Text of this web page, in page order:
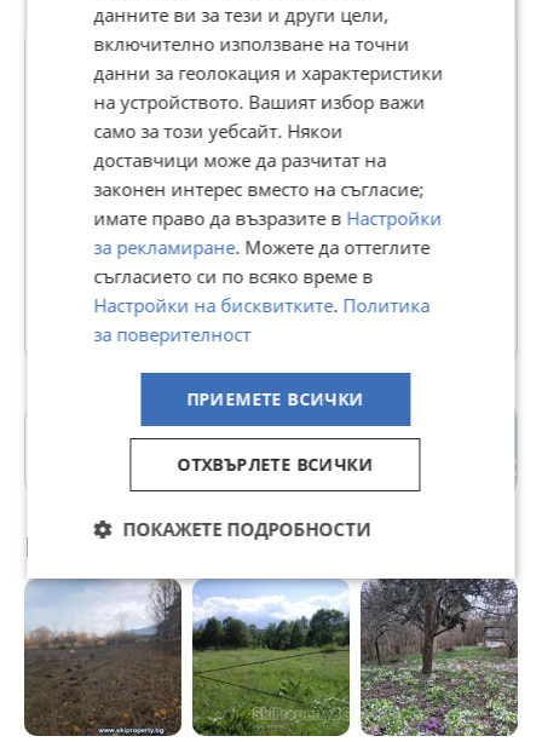
АДРЕС НЕДВИЖИМИ ИМОТИ -
КАНТОРА ЕЛЕНА
В Bazar.BG от 11 септември 2013г.
Последно активен вчера в 12:17 ч.
103 Обяви
Още оферти на https://addresselena.imot.bg
гр. Елена
Велико Търново
Препоръчани за теб
данните ви за тези и други цели,
включително използване на точни
данни за геолокация и характеристики
на устройството. Вашият избор важи
само за този уебсайт. Някои
доставчици може да разчитат на
законен интерес вместо на съгласие;
имате право да възразите в Настройки
за рекламиране. Можете да оттеглите
съгласието си по всяко време в
Настройки на бисквитките. Политика
за поверителност
ПРИЕМЕТЕ ВСИЧКИ
ОТХВЪРЛЕТЕ ВСИЧКИ
ПОКАЖЕТЕ ПОДРОБНОСТИ